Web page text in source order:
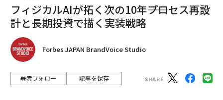
フィジカルAIが拓く次の10年――プロセス再設
計と長期投資で描く実装戦略
Forbes JAPAN BrandVoice Studio
著者フォロー 記事を保存